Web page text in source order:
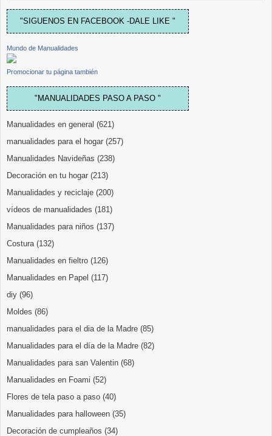
"SIGUENOS EN FACEBOOK -DALE LIKE "
Mundo de Manualidades
Promocionar tu página también
"MANUALIDADES PASO A PASO "
Manualidades en general (621)
manualidades para el hogar (257)
Manualidades Navideñas (238)
Decoración en tu hogar (213)
Manualidades y reciclaje (200)
vídeos de manualidades (181)
Manualidades para niños (137)
Costura (132)
Manualidades en fieltro (126)
Manualidades en Papel (117)
diy (96)
Moldes (86)
manualidades para el dia de la Madre (85)
Manualidades para el día de la Madre (82)
Manualidades para san Valentin (68)
Manualidades en Foami (52)
Flores de tela paso a paso (40)
Manualidades para halloween (35)
Decoración de cumpleaños (34)